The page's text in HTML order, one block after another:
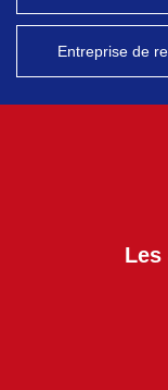
Entreprise de